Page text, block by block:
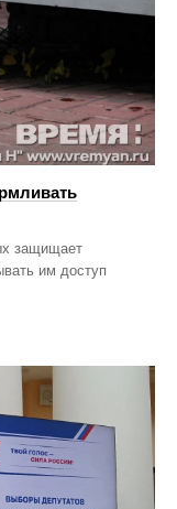
защищает
им доступ